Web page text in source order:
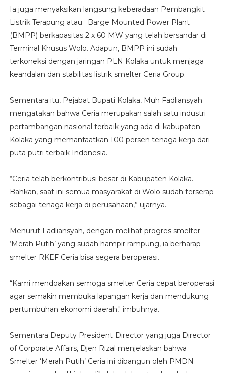
Ia juga menyaksikan langsung keberadaan Pembangkit
Listrik Terapung atau _Barge Mounted Power Plant_
(BMPP) berkapasitas 2 x 60 MW yang telah bersandar di
Terminal Khusus Wolo. Adapun, BMPP ini sudah
terkoneksi dengan jaringan PLN Kolaka untuk menjaga
keandalan dan stabilitas listrik smelter Ceria Group.
Sementara itu, Pejabat Bupati Kolaka, Muh Fadliansyah
mengatakan bahwa Ceria merupakan salah satu industri
pertambangan nasional terbaik yang ada di kabupaten
Kolaka yang memanfaatkan 100 persen tenaga kerja dari
puta putri terbaik Indonesia.
“Ceria telah berkontribusi besar di Kabupaten Kolaka.
Bahkan, saat ini semua masyarakat di Wolo sudah terserap
sebagai tenaga kerja di perusahaan,” ujarnya.
Menurut Fadliansyah, dengan melihat progres smelter
‘Merah Putih’ yang sudah hampir rampung, ia berharap
smelter RKEF Ceria bisa segera beroperasi.
“Kami mendoakan semoga smelter Ceria cepat beroperasi
agar semakin membuka lapangan kerja dan mendukung
pertumbuhan ekonomi daerah," imbuhnya.
Sementara Deputy President Director yang juga Director
of Corporate Affairs, Djen Rizal menjelaskan bahwa
Smelter ‘Merah Putih’ Ceria ini dibangun oleh PMDN